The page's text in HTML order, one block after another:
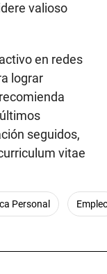
valioso
en redes
lograr
seguidos,
vitae
Personal